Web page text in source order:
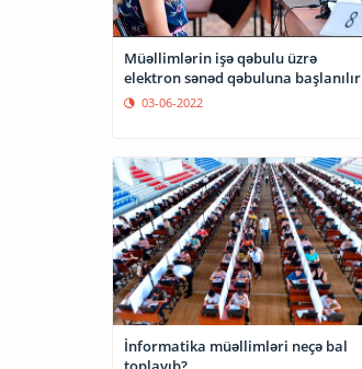
Müəllimlərin işə qəbulu üzrə
elektron sənəd qəbuluna başlanılır
03-06-2022
İnformatika müəllimləri neçə bal